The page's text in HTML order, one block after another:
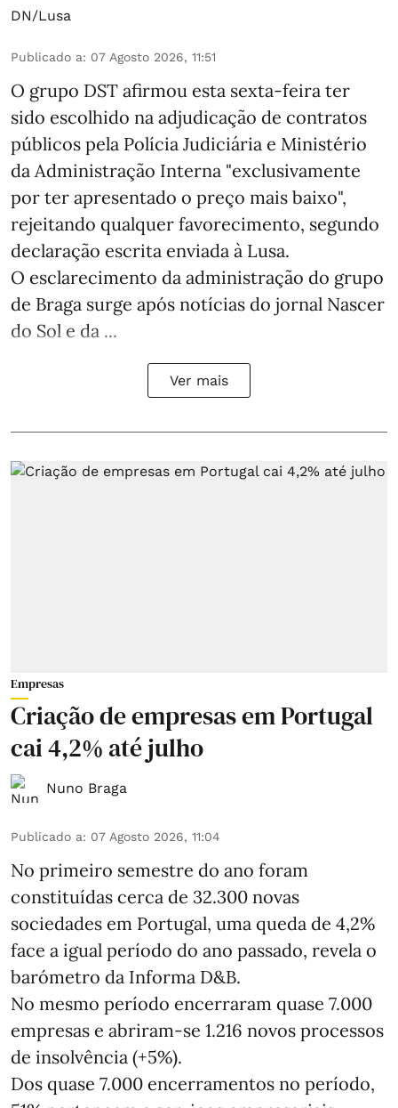
DN/Lusa
Publicado a: 07 Agosto 2026, 11:51
O grupo DST afirmou esta sexta-feira ter
sido escolhido na adjudicação de contratos
públicos pela Polícia Judiciária e Ministério
da Administração Interna "exclusivamente
por ter apresentado o preço mais baixo",
rejeitando qualquer favorecimento, segundo
declaração escrita enviada à Lusa.
O esclarecimento da administração do grupo
de Braga surge após notícias do jornal Nascer
do Sol e da ...
Ver mais
Empresas
Criação de empresas em Portugal
cai 4,2% até julho
Nuno Braga
Publicado a: 07 Agosto 2026, 11:04
No primeiro semestre do ano foram
constituídas cerca de 32.300 novas
sociedades em Portugal, uma queda de 4,2%
face a igual período do ano passado, revela o
barómetro da Informa D&B.
No mesmo período encerraram quase 7.000
empresas e abriram‑se 1.216 novos processos
de insolvência (+5%).
Dos quase 7.000 encerramentos no período,